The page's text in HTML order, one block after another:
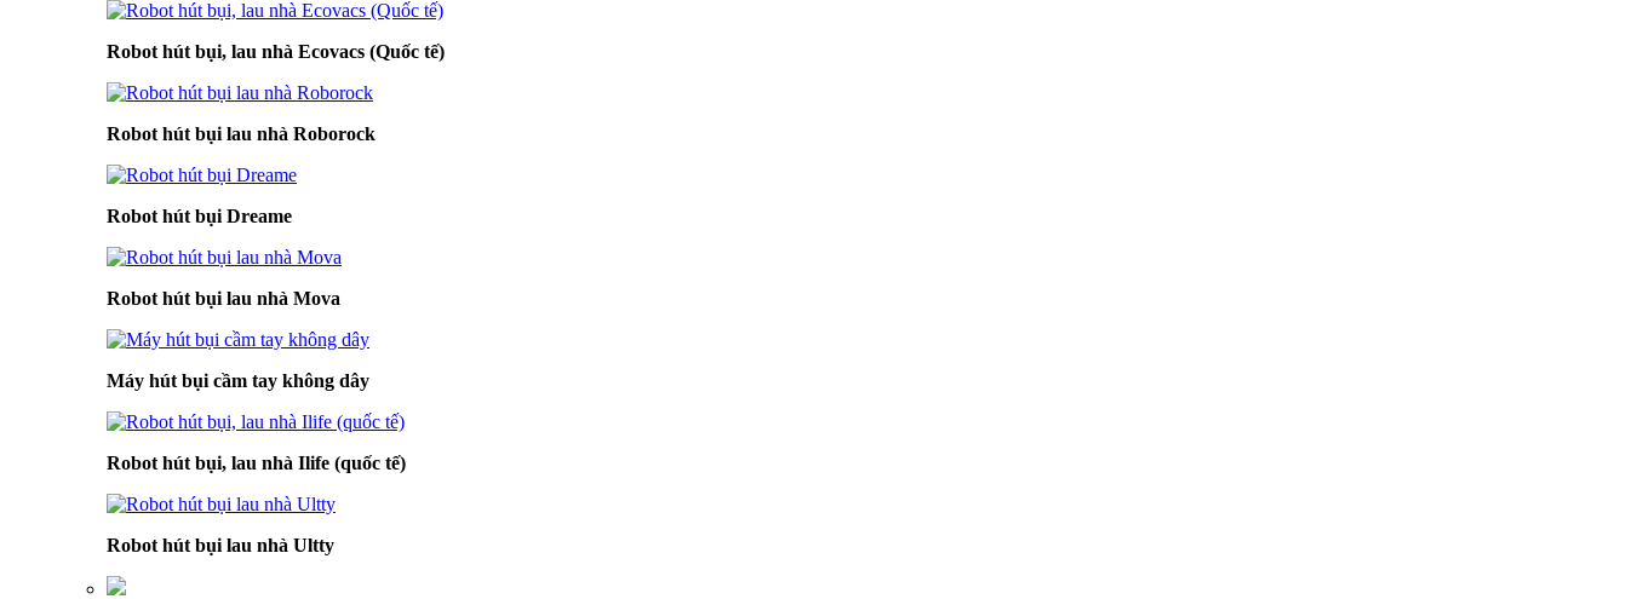
Robot hút bụi, lau nhà Ecovacs (Quốc tế)
Robot hút bụi lau nhà Roborock
Robot hút bụi Dreame
Robot hút bụi lau nhà Mova
Máy hút bụi cầm tay không dây
Robot hút bụi, lau nhà Ilife (quốc tế)
Robot hút bụi lau nhà Ultty